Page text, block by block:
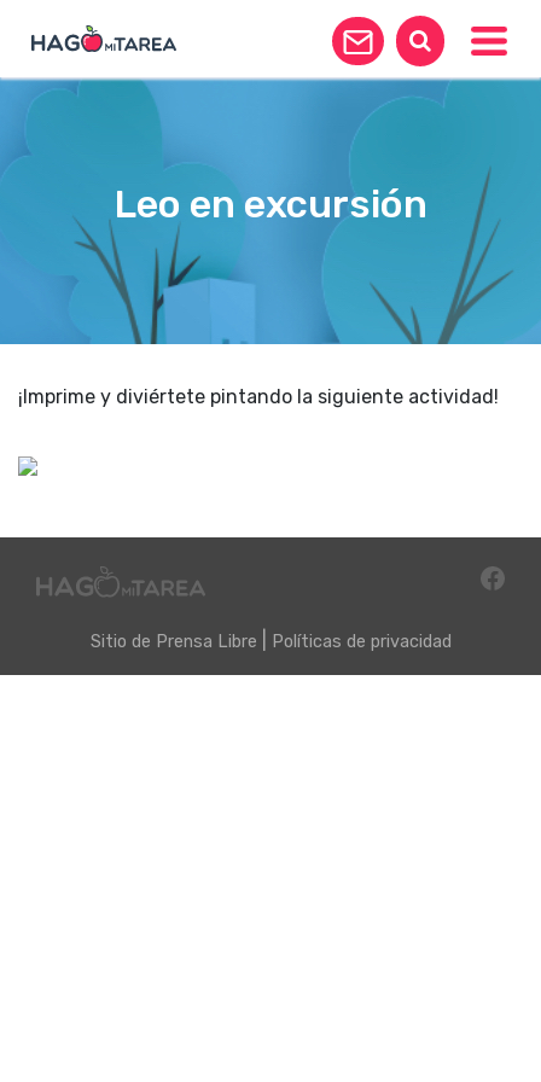
Leo en excursión
¡Imprime y diviértete pintando la siguiente actividad!
Sitio de Prensa Libre Políticas de privacidad